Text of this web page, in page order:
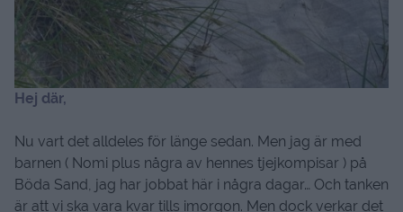
Hej där,
Nu vart det alldeles för länge sedan. Men jag är med
barnen ( Nomi plus några av hennes tjejkompisar ) på
Böda Sand, jag har jobbat här i några dagar… Och tanken
är att vi ska vara kvar tills imorgon. Men dock verkar det